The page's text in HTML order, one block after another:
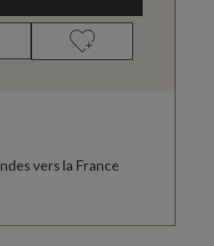
vers la France